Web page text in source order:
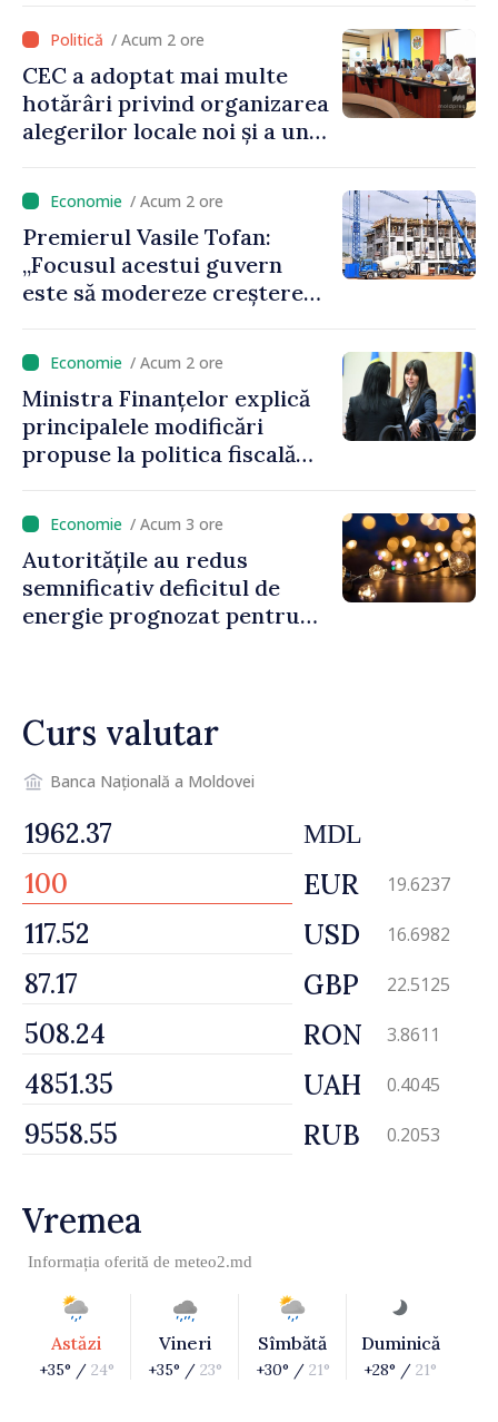
/ Acum 2 ore
CEC a adoptat mai multe
hotărâri privind organizarea
alegerilor locale noi și a unui
Delacău, raionul Anenii Noi
/ Acum 2 ore
Premierul Vasile Tofan:
„Focusul acestui guvern
este să modereze creșterea
/ Acum 2 ore
Ministra Finanțelor explică
principalele modificări
propuse la politica fiscală
venit
/ Acum 3 ore
Autoritățile au redus
semnificativ deficitul de
energie prognozat pentru
Curs valutar
Banca Națională a Moldovei
MDL
EUR 19.6237
USD 16.6982
GBP 22.5125
RON 3.8611
UAH 0.4045
RUB 0.2053
Vremea
Informația oferită de meteo2.md
Astăzi
+35° / 24°
Vineri
+35° / 23°
Sîmbătă
+30° / 21°
Duminică
+28° / 21°